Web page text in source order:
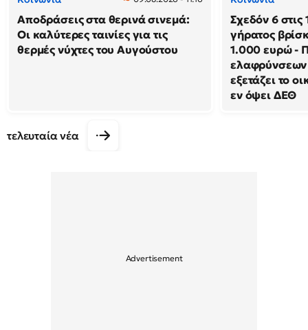
Αποδράσεις στα θερινά σινεμά:
Οι καλύτερες ταινίες για τις
θερμές νύχτες του Αυγούστου
Σχεδόν 6 στις
γήρατος
1.000 ευρώ -
εξετάζει το
εν όψει ΔΕΘ
τελευταία νέα